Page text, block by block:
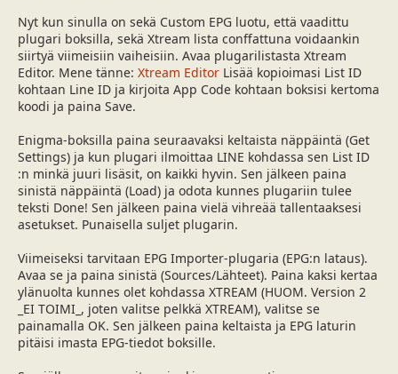
Nyt kun sinulla on sekä Custom EPG luotu, että vaadittu
plugari boksilla, sekä Xtream lista conffattuna voidaankin
siirtyä viimeisiin vaiheisiin. Avaa plugarilistasta Xtream
Editor. Mene tänne: Xtream Editor Lisää kopioimasi List ID
kohtaan Line ID ja kirjoita App Code kohtaan boksisi kertoma
koodi ja paina Save.
Enigma-boksilla paina seuraavaksi keltaista näppäintä (Get
Settings) ja kun plugari ilmoittaa LINE kohdassa sen List ID
:n minkä juuri lisäsit, on kaikki hyvin. Sen jälkeen paina
sinistä näppäintä (Load) ja odota kunnes plugariin tulee
teksti Done! Sen jälkeen paina vielä vihreää tallentaaksesi
asetukset. Punaisella suljet plugarin.
Viimeiseksi tarvitaan EPG Importer-plugaria (EPG:n lataus).
Avaa se ja paina sinistä (Sources/Lähteet). Paina kaksi kertaa
ylänuolta kunnes olet kohdassa XTREAM (HUOM. Version 2
_EI TOIMI_, joten valitse pelkkä XTREAM), valitse se
painamalla OK. Sen jälkeen paina keltaista ja EPG laturin
pitäisi imasta EPG-tiedot boksille.